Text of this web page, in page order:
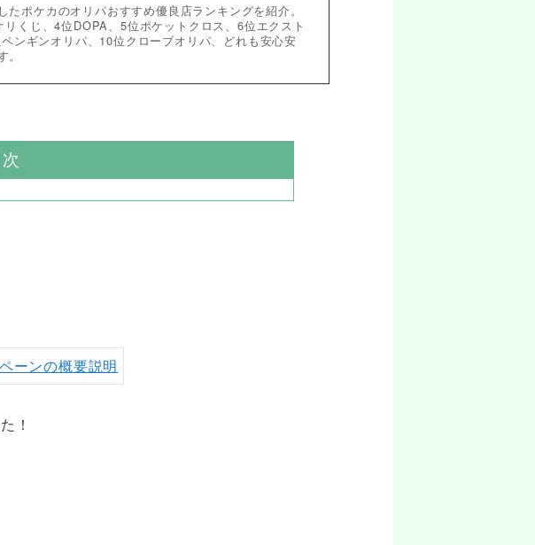
ポケカのオリパおすすめ優良店ランキングを紹介。
くじ、4位DOPA、5位ポケットクロス、6位エクスト
ンギンオリパ、10位クローブオリパ、どれも安心安
！